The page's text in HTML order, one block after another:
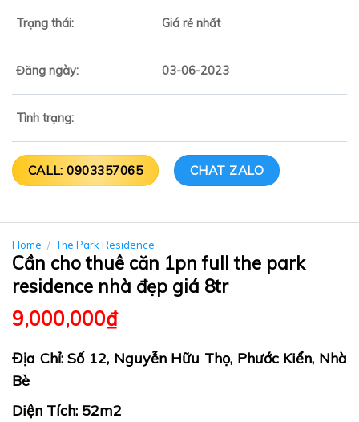
Trạng thái: Giá rẻ nhất
Đăng ngày: 03-06-2023
Tình trạng:
CALL: 0903357065 CHAT ZALO
Home / The Park Residence
Cần cho thuê căn 1pn full the park
residence nhà đẹp giá 8tr
9,000,000₫
Địa Chỉ: Số 12, Nguyễn Hữu Thọ, Phước Kiển, Nhà
Bè
Diện Tích: 52m2